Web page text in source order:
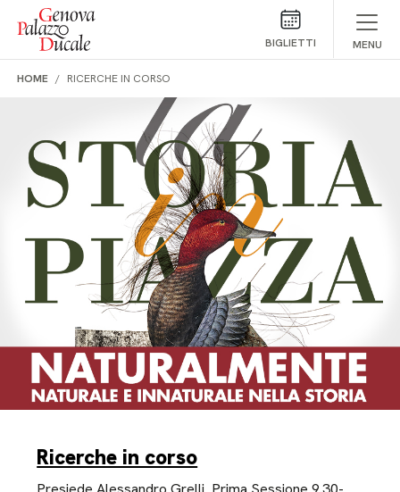
Salta al contenuto
BIGLIETTI MENU
HOME RICERCHE IN CORSO
Ricerche in corso